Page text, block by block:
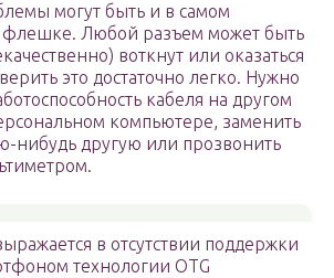
могут быть и в самом
флешке. Любой разъем может быть
воткнут или оказаться
это достаточно легко. Нужно
кабеля на другом
компьютере, заменить
нибудь другую или прозвонить
в отсутствии поддержки
технологии OTG